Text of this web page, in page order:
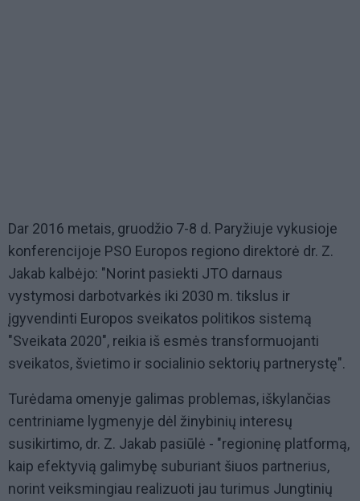
Dar 2016 metais, gruodžio 7-8 d. Paryžiuje vykusioje
konferencijoje PSO Europos regiono direktorė dr. Z.
Jakab kalbėjo: "Norint pasiekti JTO darnaus
vystymosi darbotvarkės iki 2030 m. tikslus ir
įgyvendinti Europos sveikatos politikos sistemą
"Sveikata 2020", reikia iš esmės transformuojanti
sveikatos, švietimo ir socialinio sektorių partnerystę".
Turėdama omenyje galimas problemas, iškylančias
centriniame lygmenyje dėl žinybinių interesų
susikirtimo, dr. Z. Jakab pasiūlė - "regioninę platformą,
kaip efektyvią galimybę suburiant šiuos partnerius,
norint veiksmingiau realizuoti jau turimus Jungtinių